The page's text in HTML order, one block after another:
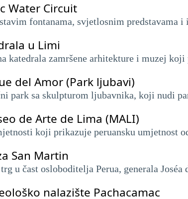
Water Circuit
fontanama, svjetlosnim predstavama
u Limi
katedrala zamršene arhitekture i muzej
del Amor (Park ljubavi)
park sa skulpturom ljubavnika, koji nudi
de Arte de Lima (MALI)
koji prikazuje peruansku umjetnost
San Martin
u čast osloboditelja Perua, generala
nalazište Pachacamac